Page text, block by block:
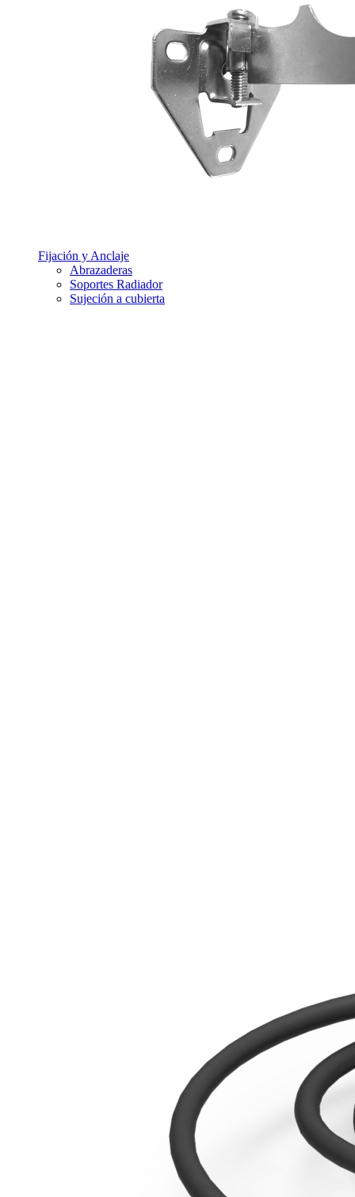
Fijación y Anclaje
Abrazaderas
Soportes Radiador
Sujeción a cubierta